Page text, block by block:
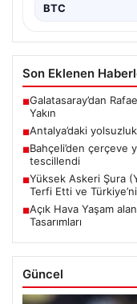
BTC
Son Eklenen
■Galatasaray’dan
Yakın
■Antalya’daki
■Bahçeli’den çerçeve
tescillendi
■Yüksek Askeri Şura
Terfi Etti ve
■Açık Hava Yaşam
Tasarımları
Güncel